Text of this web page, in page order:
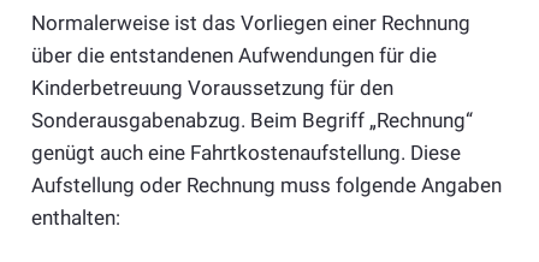
Normalerweise ist das Vorliegen einer Rechnung
über die entstandenen Aufwendungen für die
Kinderbetreuung Voraussetzung für den
Sonderausgabenabzug. Beim Begriff „Rechnung“
genügt auch eine Fahrtkostenaufstellung. Diese
Aufstellung oder Rechnung muss folgende Angaben
enthalten: